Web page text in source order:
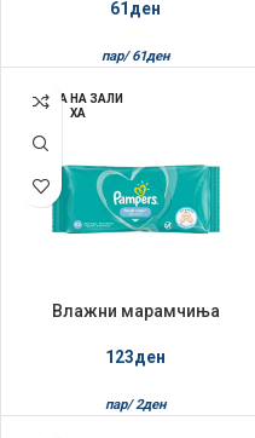
61ден
пар/ 61ден
НЕМА НА ЗАЛИ
ХА
Влажни марамчиња
123ден
пар/ 2ден